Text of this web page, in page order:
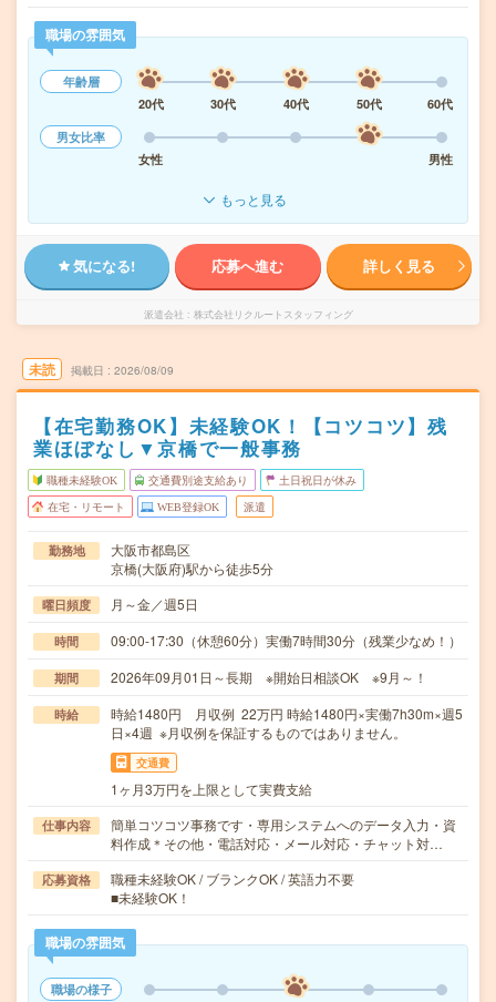
職場の雰囲気
年齢層
20代
30代 40代 50代
60代
男女比率
女性
男性
もっと見る
気になる! 応募へ進む 詳しく見る
派遣会社 株式会社リクルートスタッフィング
未読 掲載日 2026/08/09
【在宅勤務OK】未経験OK！【コツコツ】残
業ほぼなし▼京橋で一般事務
職種未経験OK 交通費別途支給あり 土日祝日が休み
在宅・リモート WEB登録OK 派遣
勤務地
大阪市都島区
京橋(大阪府)駅から徒歩5分
曜日頻度 月～金／週5日
時間 09:00-17:30（休憩60分）実働7時間30分（残業少なめ！）
期間 2026年09月01日～長期 ※開始日相談OK ※9月～！
時給
時給1480円 月収例 22万円 時給1480円×実働7h30m×週5
日×4週 ※月収例を保証するものではありません。
交通費
1ヶ月3万円を上限として実費支給
仕事内容
簡単コツコツ事務です・専用システムへのデータ入力・資
料作成＊その他・電話対応・メール対応・チャット対…
応募資格
職種未経験OK / ブランクOK / 英語力不要
■未経験OK！
職場の雰囲気
職場の様子